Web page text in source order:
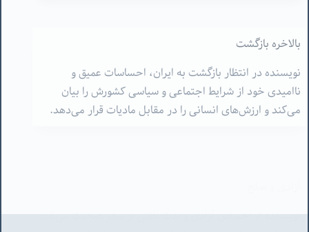
نویسنده در انتظار بازگشت به ایران، احساسات عمیق و
ناامیدی خود از شرایط اجتماعی و سیاسی کشورش را بیان
می‌کند و ارزش‌های انسانی را در مقابل مادیات قرار می‌دهد.